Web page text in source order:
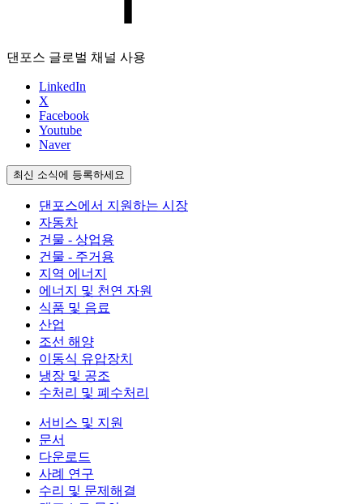
댄포스 글로벌 채널 사용
LinkedIn
X
Facebook
Youtube
Naver
최신 소식에 등록하세요
댄포스에서 지원하는 시장
자동차
건물 - 상업용
건물 - 주거용
지역 에너지
에너지 및 천연 자원
식품 및 음료
산업
조선 해양
이동식 유압장치
냉장 및 공조
수처리 및 폐수처리
서비스 및 지원
문서
다운로드
사례 연구
수리 및 문제해결